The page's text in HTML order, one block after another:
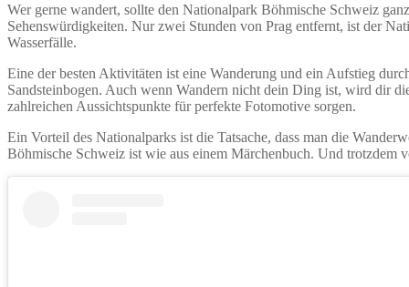
Wer gerne wandert, sollte den Nationalpark Böhmische Schweiz
Sehenswürdigkeiten. Nur zwei Stunden von Prag entfernt, ist der
Wasserfälle.
Eine der besten Aktivitäten ist eine Wanderung und ein Aufstieg
Sandsteinbogen. Auch wenn Wandern nicht dein Ding ist, wird dir
zahlreichen Aussichtspunkte für perfekte Fotomotive sorgen.
Ein Vorteil des Nationalparks ist die Tatsache, dass man die
Böhmische Schweiz ist wie aus einem Märchenbuch. Und trotzdem